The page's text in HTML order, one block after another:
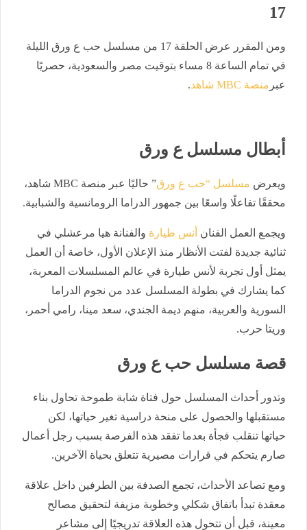
17
ومن المقرر عرض الحلقة 17 من مسلسل حب ع ورق الليلة
في تمام الساعة 8 مساء بتوقيت مصر والسعودية، حصريًا
عبر منصة MBC شاهد .
أبطال مسلسل ع ورق
ويعرض مسلسل “حب ع ورق
” حاليًا عبر منصة MBC شاهد،
محققًا تفاعلًا واسعًا بين جمهور الدراما الرومانسية والشبابية.
ويجمع العمل الفنان أنس طيارة والفنانة هيا مرعشلي في
ثنائية جديدة لفتت الأنظار منذ الإعلان الأول، خاصة أن العمل
يمثل أول تجربة لأنس طيارة في عالم المسلسلات المعربة،
كما يشارك في بطولة المسلسل عدد من نجوم الدراما
السورية والعربية، منهم ديمة الجندي، سعد مينا، رامي أحمر،
وريتا حرب.
قصة مسلسل حب ع ورق
وتدور أحداث المسلسل حول فتاة شابة طموحة تحاول بناء
مستقبلها والحصول على منحة دراسية تغير حياتها، لكن
حياتها تنقلب فجأة بعدما تفقد هذه الفرصة بسبب رجل أعمال
صارم يتحكم في قرارات مصيرية تتعلق بحياة الآخرين.
ومع تصاعد الأحداث، تجمع الصدفة بين الطرفين داخل علاقة
معقدة تبدأ باتفاق شكلي وخطوبة مزيفة لتحقيق مصالح
معينة، قبل أن تتحول هذه العلاقة تدريجيًا إلى مشاعر